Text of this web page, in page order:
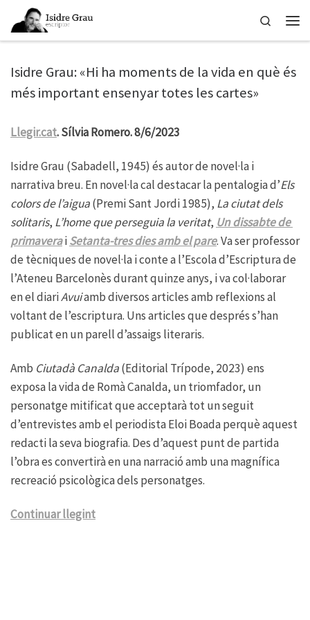
Skip to content
Search
Isidre Grau: «Hi ha moments de la vida en què és
més important ensenyar totes les cartes»
Llegir.cat. Sílvia Romero. 8/6/2023
Isidre Grau (Sabadell, 1945) és autor de novel·la i
narrativa breu. En novel·la cal destacar la pentalogia d’Els
colors de l’aigua(Premi Sant Jordi 1985), La ciutat dels
solitaris, L’home que perseguia la veritat, Un dissabte de
primaveraiSetanta-tres dies amb el pare. Va ser professor
de tècniques de novel·la i conte a l’Escola d’Escriptura de
l’Ateneu Barcelonès durant quinze anys, i va col·laborar
en el diariAvuiamb diversos articles amb reflexions al
voltant de l’escriptura. Uns articles que després s’han
publicat en un parell d’assaigs literaris.
Amb Ciutadà Canalda(Editorial Trípode, 2023) ens
exposa la vida de Romà Canalda, un triomfador, un
personatge mitificat que acceptarà tot un seguit
d’entrevistes amb el periodista Eloi Boada perquè aquest
redacti la seva biografia. Des d’aquest punt de partida
l’obra es convertirà en una narració amb una magnífica
recreació psicològica dels personatges.
Continuar llegint